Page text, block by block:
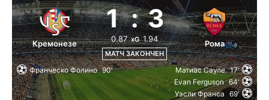
Кремонезе
1 : 3
0.87 xG 1.94
МАТЧ ЗАКОНЧЕН
Рома
Франческо Фолино 90' Матиас Сауле 17'
Evan Ferguson 64'
Уэсли Франса 69'